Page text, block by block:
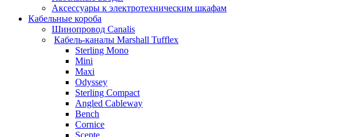
Аксессуары к электротехническим шкафам
Кабельные короба
Шинопровод Canalis
Кабель-каналы Marshall Tufflex
Sterling Mono
Mini
Maxi
Odyssey
Sterling Compact
Angled Cableway
Bench
Cornice
Scepte